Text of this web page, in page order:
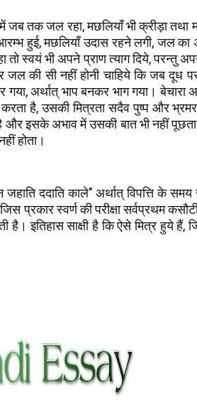
जब तक जल रहा, मछलियाँ भी क्रीड़ा तथा
हुई, मछलियाँ उदास रहने लगी, जल का
तो स्वयं भी अपने प्राण त्याग दिये, परन्तु
जल की सी नहीं होनी चाहिये कि जब दूध
अर्थात् भाप बनकर भाग गया। बेचारा
है, उसकी मित्रता सदैव पुष्प और
इसके अभाव में उसकी बात भी नहीं
होता।
ददाति काले" अर्थात् विपत्ति के समय
प्रकार स्वर्ण की परीक्षा सर्वप्रथम
है। इतिहास साक्षी है कि ऐसे मित्र हुये हैं,